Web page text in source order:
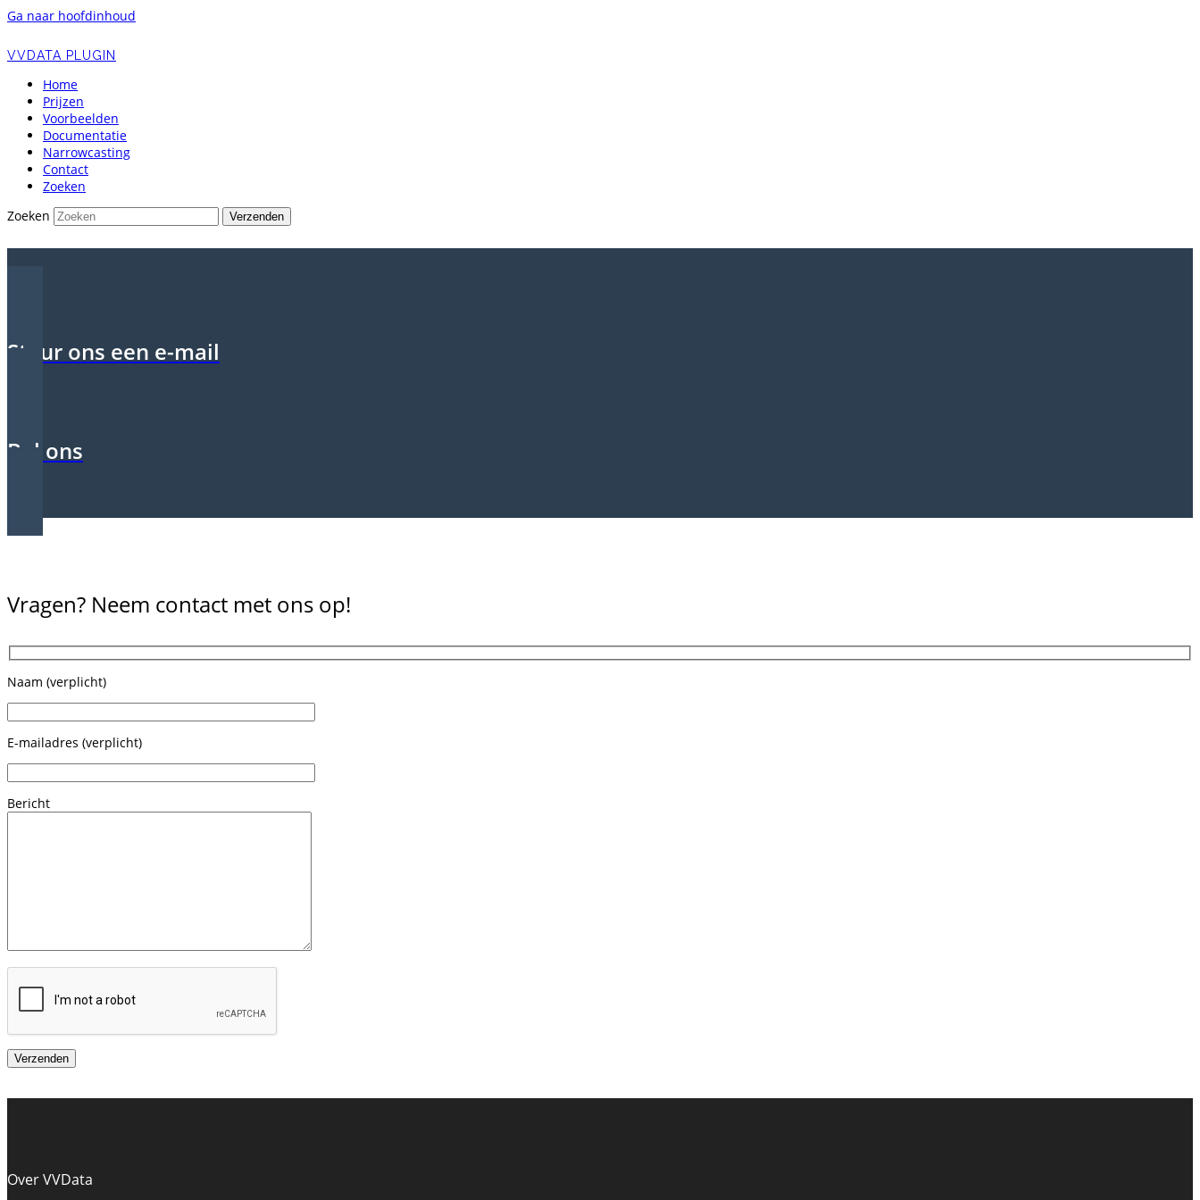
Ga naar hoofdinhoud
VVDATA PLUGIN
Home
Prijzen
Voorbeelden
Documentatie
Narrowcasting
Contact
Zoeken
Zoeken
Verzenden
Stuur ons een e-mail
Bel ons
Vragen? Neem contact met ons op!
Naam (verplicht)
E-mailadres (verplicht)
Bericht
Over VVData